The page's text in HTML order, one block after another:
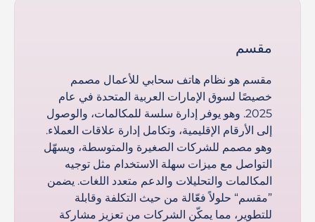
مقسم
مقسم هو نظام هاتف سحابي للأعمال مصمم
خصيصًا لسوق الإمارات العربية المتحدة في عام
2025. وهو يوفر إدارة سلسة للمكالمات، والوصول
إلى الأرقام الإقليمية، وتكامل إدارة علاقات العملاء.
وهو مصمم للشركات الصغيرة والمتوسطة، ويسهّل
التواصل مع ميزات سهلة الاستخدام مثل توجيه
المكالمات والتحليلات والدعم متعدد اللغات. يضمن
”مقسم“ حلولاً فعّالة من حيث التكلفة وقابلة
للتطوير، مما يمكّن الشركات من تعزيز مشاركة